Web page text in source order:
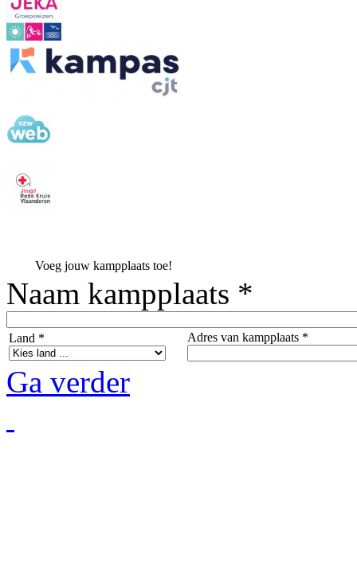
Voeg jouw kampplaats toe!
Naam kampplaats *
Land * Adres van kampplaats *
Ga verder